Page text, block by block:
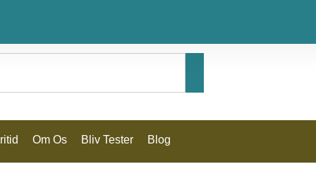
Om Os Bliv Tester Blog